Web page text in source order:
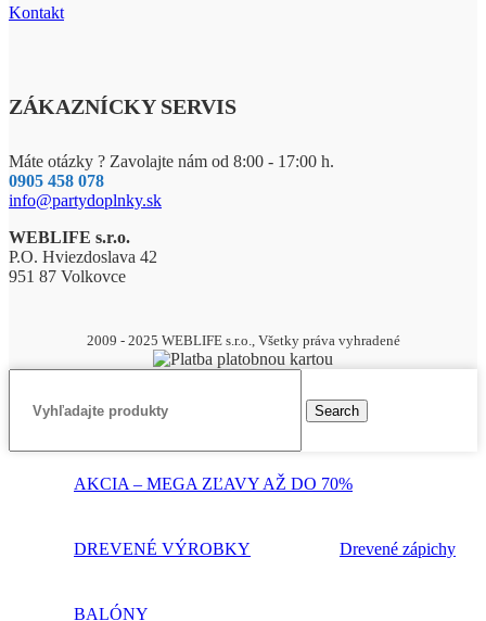
Kontakt
ZÁKAZNÍCKY SERVIS
Máte otázky ? Zavolajte nám od 8:00 - 17:00 h.
0905 458 078
info@partydoplnky.sk
WEBLIFE s.r.o.
P.O. Hviezdoslava 42
951 87 Volkovce
2009 - 2025 WEBLIFE s.r.o., Všetky práva vyhradené
Search
AKCIA – MEGA ZĽAVY AŽ DO 70%
DREVENÉ VÝROBKY Drevené zápichy
BALÓNY